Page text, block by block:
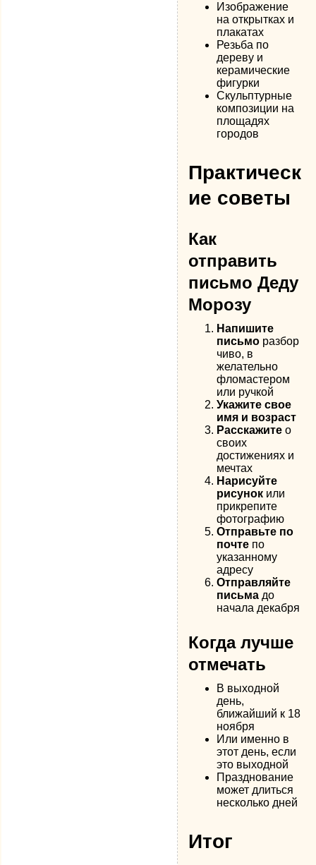
Изображение
на открытках и
плакатах
Резьба по
дереву и
керамические
фигурки
Скульптурные
композиции на
площадях
городов
Практическ
ие советы
Как
отправить
письмо Деду
Морозу
Напишите
письмо разбор
чиво, в
желательно
фломастером
или ручкой
Укажите свое
имя и возраст
Расскажите о
своих
достижениях и
мечтах
Нарисуйте
рисунок или
прикрепите
фотографию
Отправьте по
почте по
указанному
адресу
Отправляйте
письма до
начала декабря
Когда лучше
отмечать
В выходной
день,
ближайший к 18
ноября
Или именно в
этот день, если
это выходной
Празднование
может длиться
несколько дней
Итог